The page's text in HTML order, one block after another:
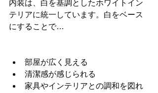
内装は、白を基調としたホワイトイン
テリアに統一しています。白をベース
にすることで…
部屋が広く見える
清潔感が感じられる
家具やインテリアとの調和を図れ